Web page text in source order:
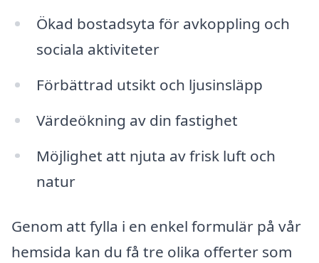
Ökad bostadsyta för avkoppling och
sociala aktiviteter
Förbättrad utsikt och ljusinsläpp
Värdeökning av din fastighet
Möjlighet att njuta av frisk luft och
natur
Genom att fylla i en enkel formulär på vår
hemsida kan du få tre olika offerter som